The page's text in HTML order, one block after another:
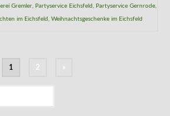
Gremler, Partyservice Eichsfeld , Partyservice Gernrode,
im Eichsfeld , Weihnachtsgeschenke im Eichsfeld
1 2 »